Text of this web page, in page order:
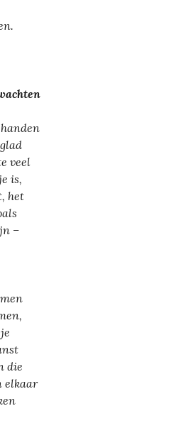
veel
is,
het
–
die
elkaar